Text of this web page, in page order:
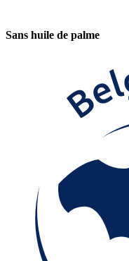
Sans huile de palme